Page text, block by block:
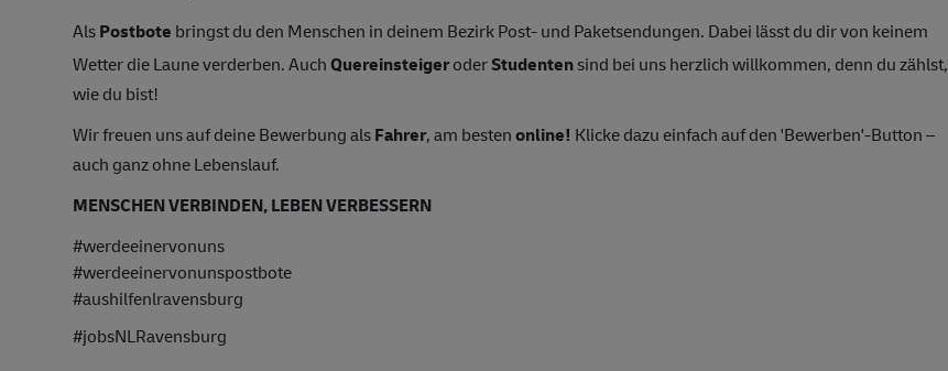
AlsPostbote bringst du den Menschen in deinem Bezirk Post- und Paketsendungen. Dabei lässt du dir von keinem
Wetter die Laune verderben. AuchQuereinsteigeroderStudentensind bei uns herzlich willkommen, denn du zählst,
wie du bist!
Wir freuen uns auf deine Bewerbung alsFahrer, am bestenonline! Klicke dazu einfach auf den 'Bewerben'-Button –
auch ganz ohne Lebenslauf.
MENSCHEN VERBINDEN, LEBEN VERBESSERN
#werdeeinervonuns
#werdeeinervonunspostbote
#aushilfenlravensburg
#jobsNLRavensburg